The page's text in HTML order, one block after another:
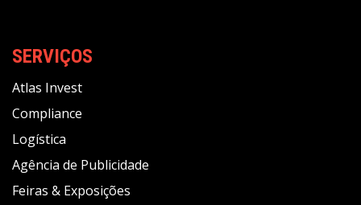
SERVIÇOS
Atlas Invest
Compliance
Logística
Agência de Publicidade
Feiras & Exposições